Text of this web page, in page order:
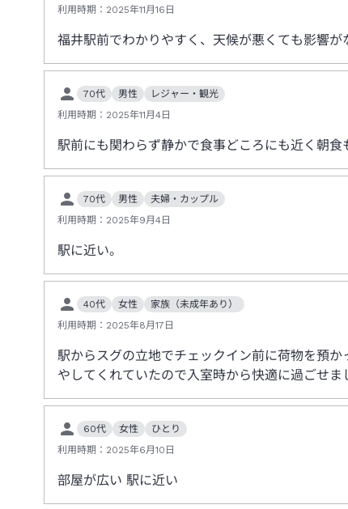
利用時期： 2025年11月16日
福井駅前でわかりやすく、天候が悪くても影響
70代 男性
レジャー・観光
利用時期： 2025年11月4日
駅前にも関わらず静かで食事どころにも近く朝食
70代 男性
夫婦・カップル
利用時期： 2025年9月4日
駅に近い。
40代 女性
家族（未成年あり）
利用時期： 2025年8月17日
駅からスグの立地でチェックイン前に荷物を預
やしてくれていたので入室時から快適に過ごせま
60代 女性
ひとり
利用時期： 2025年6月10日
部屋が広い 駅に近い